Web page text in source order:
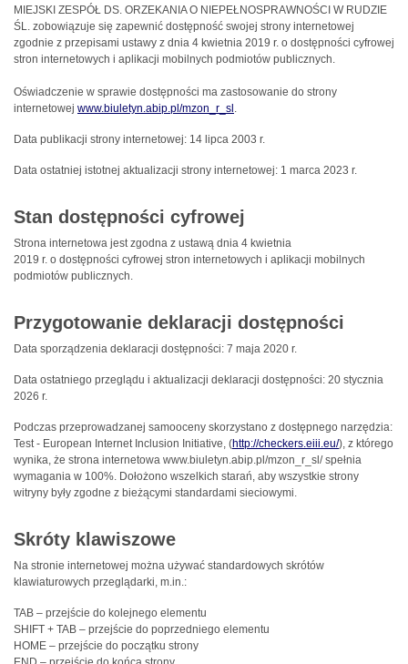
MIEJSKI ZESPÓŁ DS. ORZEKANIA O NIEPEŁNOSPRAWNOŚCI W RUDZIE
ŚL. zobowiązuje się zapewnić dostępność swojej strony internetowej
zgodnie z przepisami ustawy z dnia 4 kwietnia 2019 r. o dostępności cyfrowej
stron internetowych i aplikacji mobilnych podmiotów publicznych.
Oświadczenie w sprawie dostępności ma zastosowanie do strony
internetowej www.biuletyn.abip.pl/mzon_r_sl .
Data publikacji strony internetowej: 14 lipca 2003 r.
Data ostatniej istotnej aktualizacji strony internetowej: 1 marca 2023 r.
Stan dostępności cyfrowej
Strona internetowa jest zgodna z ustawą dnia 4 kwietnia
2019 r. o dostępności cyfrowej stron internetowych i aplikacji mobilnych
podmiotów publicznych.
Przygotowanie deklaracji dostępności
Data sporządzenia deklaracji dostępności: 7 maja 2020 r.
Data ostatniego przeglądu i aktualizacji deklaracji dostępności: 20 stycznia
2026 r.
Podczas przeprowadzanej samooceny skorzystano z dostępnego narzędzia:
Test - European Internet Inclusion Initiative, (http://checkers.eiii.eu/), z którego
wynika, że strona internetowa www.biuletyn.abip.pl/mzon_r_sl/ spełnia
wymagania w 100%. Dołożono wszelkich starań, aby wszystkie strony
witryny były zgodne z bieżącymi standardami sieciowymi.
Skróty klawiszowe
Na stronie internetowej można używać standardowych skrótów
klawiaturowych przeglądarki, m.in.:
TAB – przejście do kolejnego elementu
SHIFT + TAB – przejście do poprzedniego elementu
HOME – przejście do początku strony